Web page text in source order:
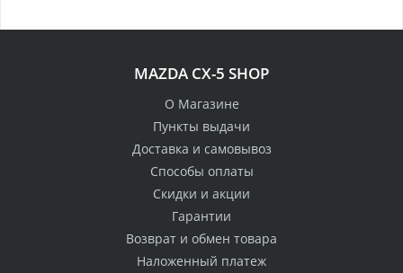
MAZDA CX-5 SHOP
О Магазине
Пункты выдачи
Доставка и самовывоз
Способы оплаты
Скидки и акции
Гарантии
Возврат и обмен товара
Наложенный платеж